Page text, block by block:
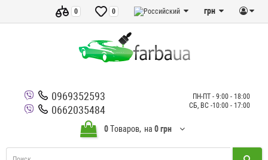
грн
0
0
0969352593
0662035484
ПН-ПТ - 9:00 - 18:00
СБ, ВС -10:00 - 17:00
0Tоваров, на 0 грн